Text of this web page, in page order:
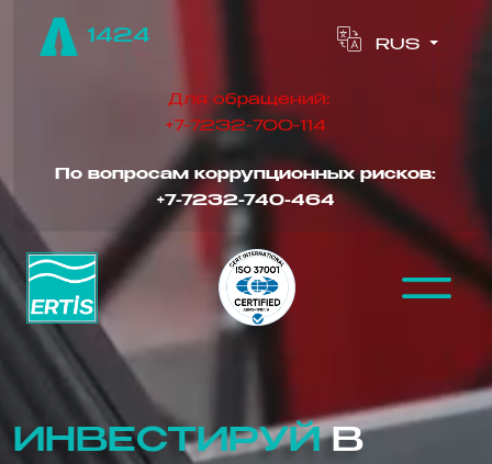
1424 RUS
Для обращений:
+7-7232-700-114
По вопросам коррупционных рисков:
+7-7232-740-464
ИНВЕСТИРУЙВ